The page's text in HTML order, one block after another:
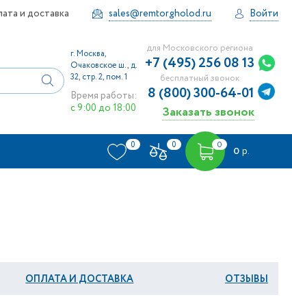
и доставка sales@remtorgholod.ru Войти
г. Москва,
Очаковское ш., д.
32, стр. 2, пом. 1
Время работы:
с 9:00 до 18:00
для Московского региона
+7 (495) 256 08 13
бесплатный звонок
8 (800) 300-64-01
Заказать звонок
0 0 0
0 р.
ОПЛАТА И ДОСТАВКА ОТЗЫВЫ